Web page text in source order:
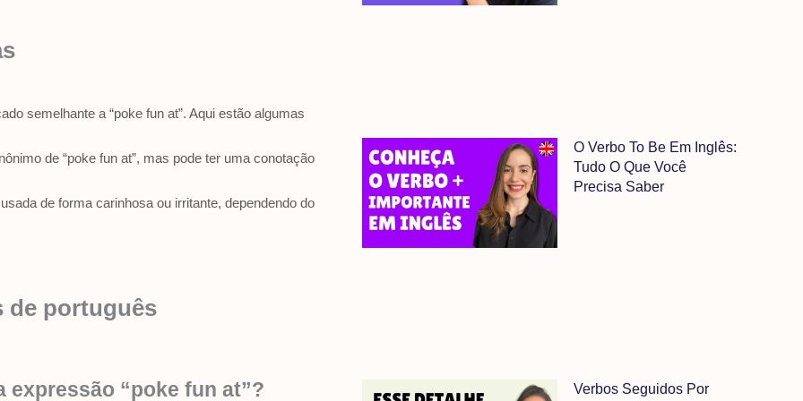
semelhante a “poke fun at”. Aqui estão algumas
de “poke fun at”, mas pode ter uma conotação
de forma carinhosa ou irritante, dependendo do
de português
expressão “poke fun at”?
O Verbo To Be Em Inglês:
Tudo O Que Você
Precisa Saber
Verbos Seguidos Por